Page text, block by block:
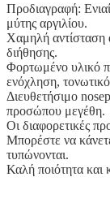
Προδιαγραφή:
μύτης αργιλίου.
Χαμηλή αντίσταση
διήθησης.
Φορτωμένο υλικό
ενόχληση,
Διευθετήσιμο
προσώπου μεγέθη.
Οι διαφορετικές
Μπορέστε να
τυπώνονται.
Καλή ποιότητα και